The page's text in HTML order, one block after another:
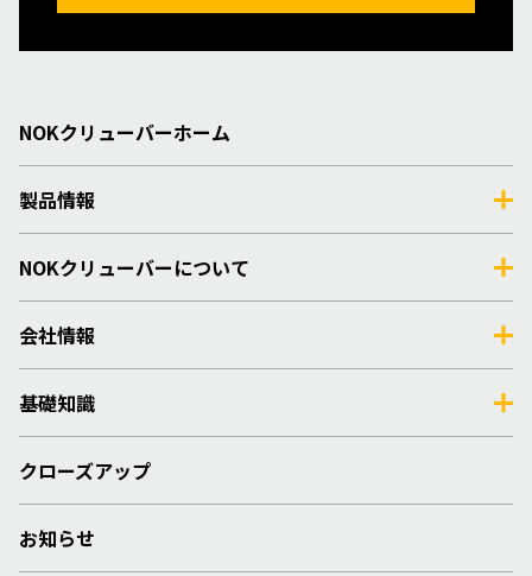
NOKクリューバーホーム
製品情報
NOKクリューバーについて
会社情報
基礎知識
クローズアップ
お知らせ